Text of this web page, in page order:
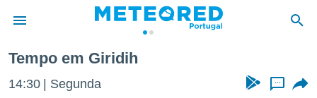
Tempo em Giridih
14:30 Segunda ...